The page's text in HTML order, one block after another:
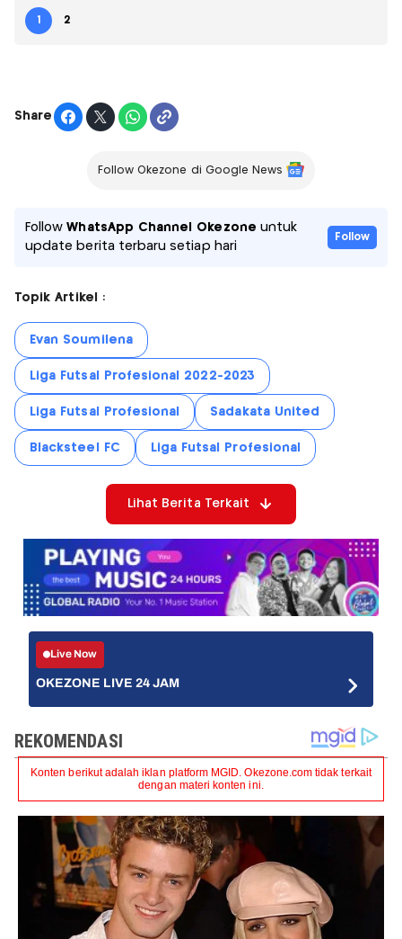
1 2
Share
Follow Okezone di Google News
FollowWhatsApp Channel Okezone untuk
update berita terbaru setiap hari
Follow
Topik Artikel :
Evan Soumilena
Liga Futsal Profesional 2022-2023
Liga Futsal Profesional Sadakata United
Blacksteel FC Liga Futsal Profesional
Lihat Berita Terkait
Live Now
OKEZONE LIVE 24 JAM